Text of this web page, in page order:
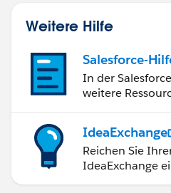
Weitere Hilfe
Salesforce-
In der
weitere
IdeaExchange
Reichen Sie
IdeaExchange